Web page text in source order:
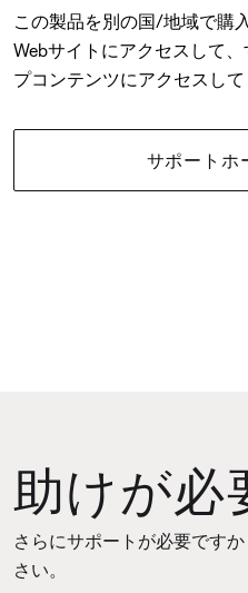
この製品を別の国/地域で購
Webサイトにアクセスして
プコンテンツにアクセスして
サポートホ
助けが必
さらにサポートが必要です
さい。